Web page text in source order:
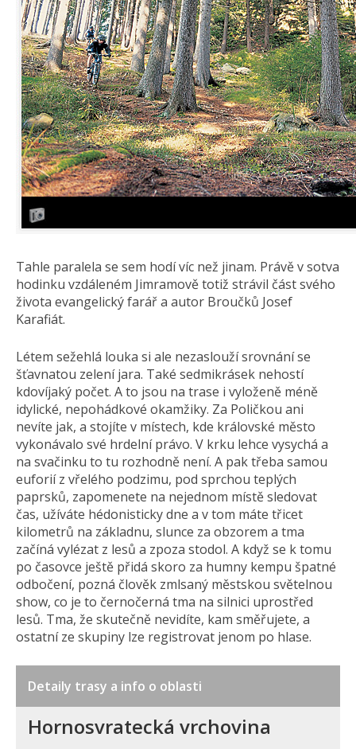
Tahle paralela se sem hodí víc než jinam. Právě v sotva
hodinku vzdáleném Jimramově totiž strávil část svého
života evangelický farář a autor Broučků Josef
Karafiát.
Létem sežehlá louka si ale nezaslouží srovnání se
šťavnatou zelení jara. Také sedmikrásek nehostí
kdovíjaký počet. A to jsou na trase i vyloženě méně
idylické, nepohádkové okamžiky. Za Poličkou ani
nevíte jak, a stojíte v místech, kde královské město
vykonávalo své hrdelní právo. V krku lehce vysychá a
na svačinku to tu rozhodně není. A pak třeba samou
euforií z vřelého podzimu, pod sprchou teplých
paprsků, zapomenete na nejednom místě sledovat
čas, užíváte hédonisticky dne a v tom máte třicet
kilometrů na základnu, slunce za obzorem a tma
začíná vylézat z lesů a zpoza stodol. A když se k tomu
po časovce ještě přidá skoro za humny kempu špatné
odbočení, pozná člověk zmlsaný městskou světelnou
show, co je to černočerná tma na silnici uprostřed
lesů. Tma, že skutečně nevidíte, kam směřujete, a
ostatní ze skupiny lze registrovat jenom po hlase.
Detaily trasy a info o oblasti
Hornosvratecká vrchovina